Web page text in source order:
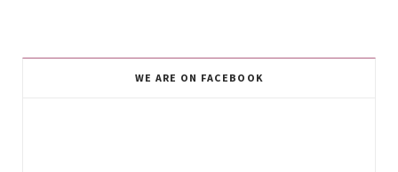
WE ARE ON FACEBOOK